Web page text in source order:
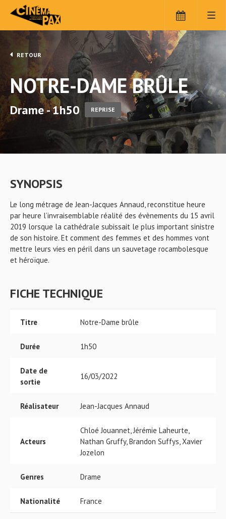
RETOUR
NOTRE-DAME BRÛLE
Drame - 1h50 REPRISE
SYNOPSIS
Le long métrage de Jean-Jacques Annaud, reconstitue heure
par heure l’invraisemblable réalité des évènements du 15 avril
2019 lorsque la cathédrale subissait le plus important sinistre
de son histoire. Et comment des femmes et des hommes vont
mettre leurs vies en péril dans un sauvetage rocambolesque
et héroïque.
FICHE TECHNIQUE
Titre Notre-Dame brûle
Durée 1h50
Date de
sortie
16/03/2022
Réalisateur Jean-Jacques Annaud
Acteurs
Chloé Jouannet, Jérémie Laheurte,
Nathan Gruffy, Brandon Suffys, Xavier
Jozelon
Genres Drame
Nationalité France